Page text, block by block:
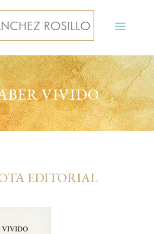
VIVIDO
EDITORIAL